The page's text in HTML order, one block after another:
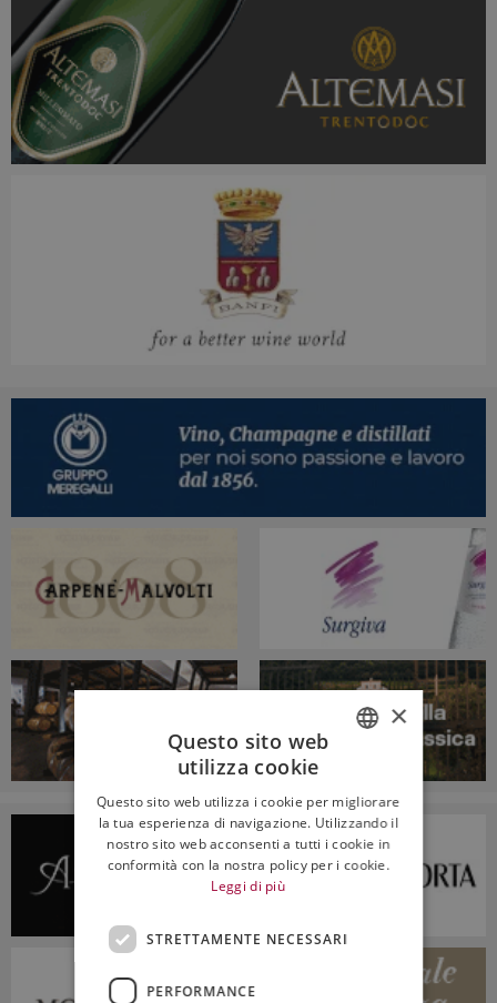
ENGLISH
×
Questo sito web
utilizza cookie
Questo sito web utilizza i cookie per migliorare
la tua esperienza di navigazione. Utilizzando il
nostro sito web acconsenti a tutti i cookie in
conformità con la nostra policy per i cookie.
Leggi di più
STRETTAMENTE NECESSARI
PERFORMANCE